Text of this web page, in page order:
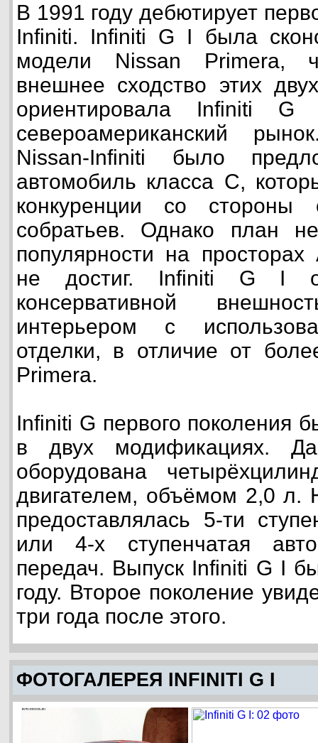
В 1991 году дебютирует
Infiniti. Infiniti G I была
модели Nissan Primera,
внешнее сходство этих
ориентировала Infiniti
североамериканский
Nissan-Infiniti было
автомобиль класса С,
конкуренции со стороны
собратьев. Однако план
популярности на
не достиг. Infiniti G I
консервативной
интерьером с
отделки, в отличие от
Primera.
Infiniti G первого поколения
в двух модификациях.
оборудована
двигателем, объёмом 2,0 л.
предоставлялась 5-ти
или 4-х ступенчатая
передач. Выпуск Infiniti G I
году. Второе поколение
три года после этого.
ФОТОГАЛЕРЕЯ INFINITI G I